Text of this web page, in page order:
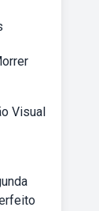
Visual